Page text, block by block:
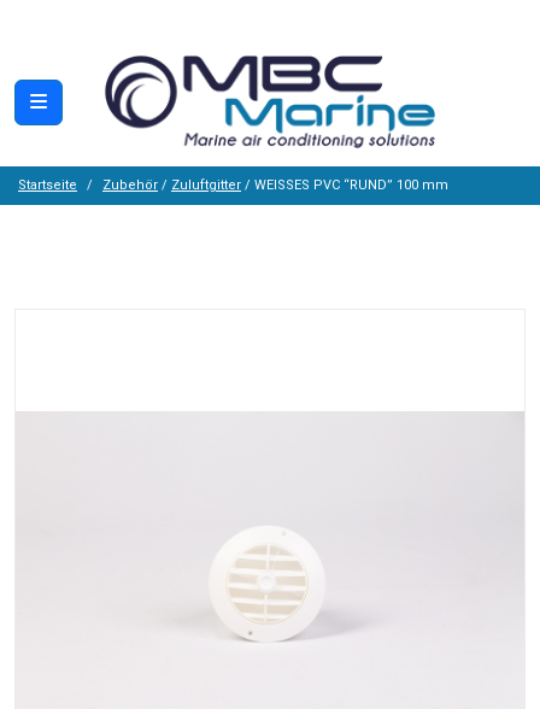
Startseite Zubehör / Zuluftgitter / WEISSES PVC “RUND” 100 mm